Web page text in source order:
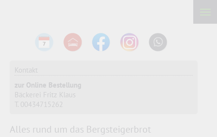
Kontakt
zur Online Bestellung
Bäckerei Fritz Klaus
T. 00434715262
Alles rund um das Bergsteigerbrot